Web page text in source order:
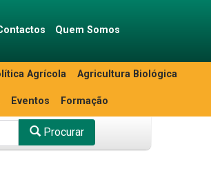
Quem Somos
Agrícola Agricultura Biológica
Eventos Formação
Procurar